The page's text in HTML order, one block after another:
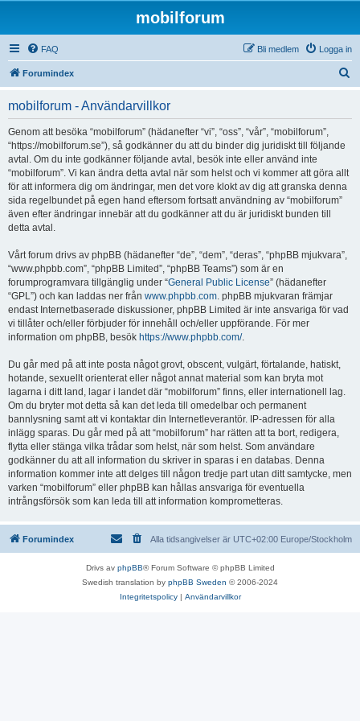
mobilforum
FAQ Logga in
Bli medlem
Forumindex
mobilforum - Användarvillkor
Genom att besöka “mobilforum” (hädanefter “vi”, “oss”, “vår”, “mobilforum”,
“https://mobilforum.se”), så godkänner du att du binder dig juridiskt till följande
avtal. Om du inte godkänner följande avtal, besök inte eller använd inte
“mobilforum”. Vi kan ändra detta avtal när som helst och vi kommer att göra allt
för att informera dig om ändringar, men det vore klokt av dig att granska denna
sida regelbundet på egen hand eftersom fortsatt användning av “mobilforum”
även efter ändringar innebär att du godkänner att du är juridiskt bunden till
detta avtal.
Vårt forum drivs av phpBB (hädanefter “de”, “dem”, “deras”, “phpBB mjukvara”,
“www.phpbb.com”, “phpBB Limited”, “phpBB Teams”) som är en
forumprogramvara tillgänglig under “General Public License” (hädanefter
“GPL”) och kan laddas ner från www.phpbb.com. phpBB mjukvaran främjar
endast Internetbaserade diskussioner, phpBB Limited är inte ansvariga för vad
vi tillåter och/eller förbjuder för innehåll och/eller uppförande. För mer
information om phpBB, besök https://www.phpbb.com/.
Du går med på att inte posta något grovt, obscent, vulgärt, förtalande, hatiskt,
hotande, sexuellt orienterat eller något annat material som kan bryta mot
lagarna i ditt land, lagar i landet där “mobilforum” finns, eller internationell lag.
Om du bryter mot detta så kan det leda till omedelbar och permanent
bannlysning samt att vi kontaktar din Internetleverantör. IP-adressen för alla
inlägg sparas. Du går med på att “mobilforum” har rätten att ta bort, redigera,
flytta eller stänga vilka trådar som helst, när som helst. Som användare
godkänner du att all information du skriver in sparas i en databas. Denna
information kommer inte att delges till någon tredje part utan ditt samtycke, men
varken “mobilforum” eller phpBB kan hållas ansvariga för eventuella
intrångsförsök som kan leda till att information komprometteras.
Forumindex Alla tidsangivelser är UTC+02:00 Europe/Stockholm
Drivs av phpBB® Forum Software © phpBB Limited
Swedish translation by phpBB Sweden © 2006-2024
Integritetspolicy| Användarvillkor